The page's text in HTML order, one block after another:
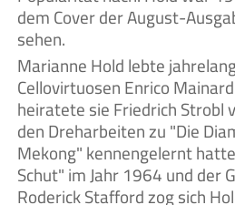
dem Cover der August-
sehen.
Marianne Hold lebte
Cellovirtuosen Enrico
heiratete sie Friedrich Strobl
den Dreharbeiten zu "Die
Mekong" kennengelernt
Schut" im Jahr 1964 und der
Roderick Stafford zog sich